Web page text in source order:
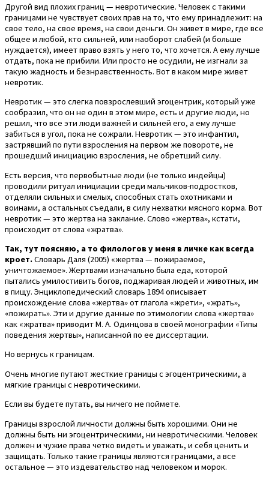
Другой вид плохих границ — невротические. Человек с такими
границами не чувствует своих прав на то, что ему принадлежит: на
свое тело, на свое время, на свои деньги. Он живет в мире, где все
общее и любой, кто сильней, или наоборот слабей (и больше
нуждается), имеет право взять у него то, что хочется. А ему лучше
отдать, пока не прибили. Или просто не осудили, не изгнали за
такую жадность и безнравственность. Вот в каком мире живет
невротик.
Невротик — это слегка повзрослевший эгоцентрик, который уже
сообразил, что он не один в этом мире, есть и другие люди, но
решил, что все эти люди важней и сильней его, а ему лучше
забиться в угол, пока не сожрали. Невротик — это инфантил,
застрявший по пути взросления на первом же повороте, не
прошедший инициацию взросления, не обретший силу.
Есть версия, что первобытные люди (не только индейцы)
проводили ритуал инициации среди мальчиков-подростков,
отделяли сильных и смелых, способных стать охотниками и
воинами, а остальных съедали, в силу нехватки мясного корма. Вот
невротик — это жертва на заклание. Слово «жертва», кстати,
происходит от слова «жратва».
Так, тут поясняю, а то филологов у меня в личке как всегда
кроет.Словарь Даля (2005) «жертва — пожираемое,
уничтожаемое». Жертвами изначально была еда, которой
пытались умилостивить богов, поджаривая людей и животных, им
в пищу. Энциклопедический словарь 1894 описывает
происхождение слова «жертва» от глагола «жрети», «жрать»,
«пожирать». Эти и другие данные по этимологии слова «жертва»
как «жратва» приводит М. А. Одинцова в своей монографии «Типы
поведения жертвы», написанной по ее диссертации.
Но вернусь к границам.
Очень многие путают жесткие границы с эгоцентрическими, а
мягкие границы с невротическими.
Если вы будете путать, вы ничего не поймете.
Границы взрослой личности должны быть хорошими. Они не
должны быть ни эгоцентрическими, ни невротическими. Человек
должен и чужие права четко видеть и уважать, и себя ценить и
защищать. Только такие границы являются границами, а все
остальное — это издевательство над человеком и морок.